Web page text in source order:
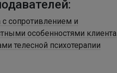
с сопротивлением и
особенностями клиента
телесной психотерапии